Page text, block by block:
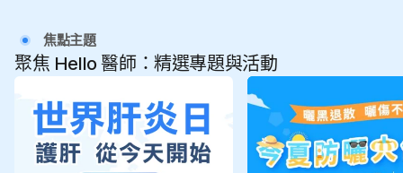
焦點主題
聚焦 Hello 醫師：精選專題與活動